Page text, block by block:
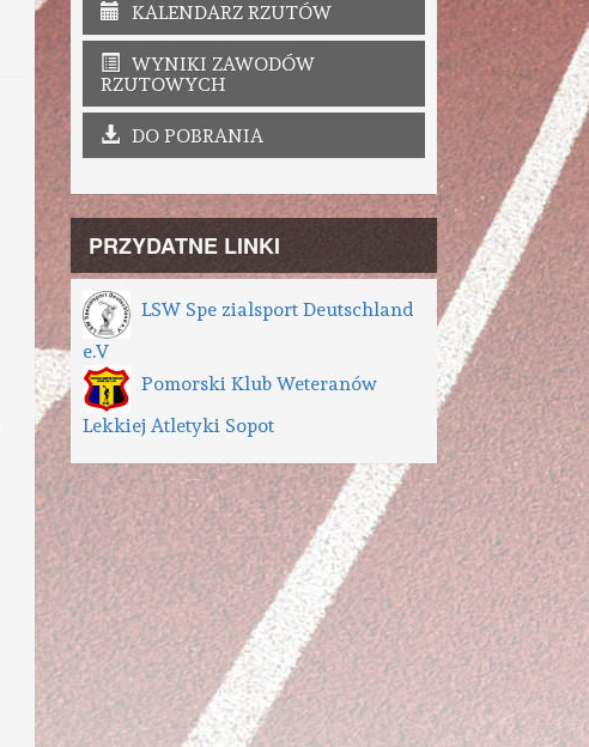
KALENDARZ RZUTÓW
WYNIKI ZAWODÓW
RZUTOWYCH
DO POBRANIA
PRZYDATNE LINKI
LSW Spe zialsport Deutschland
e.V
Pomorski Klub Weteranów
Lekkiej Atletyki Sopot